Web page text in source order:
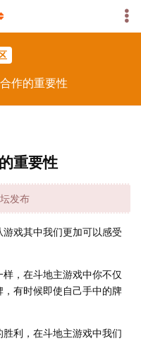
作的重要性
重要性
发布
戏其中我们更加可以感受
，在斗地主游戏中你不仅
有时候即使自己手中的牌
利，在斗地主游戏中我们